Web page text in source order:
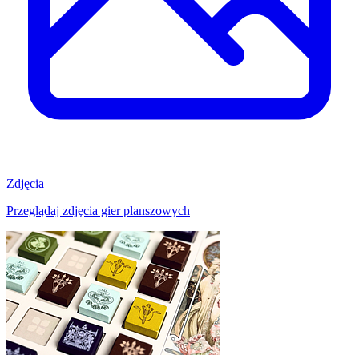
Zdjęcia
Przeglądaj zdjęcia gier planszowych